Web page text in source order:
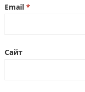
Email *
Сайт